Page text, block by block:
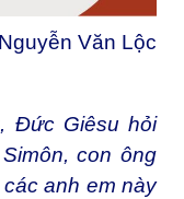
Văn Lộc
Đức Giêsu hỏi
con ông
anh em này